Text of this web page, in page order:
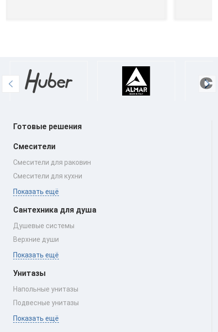
Готовые решения
Смесители
Смесители для раковин
Смесители для кухни
Показать ещё
Сантехника для душа
Душевые системы
Верхние души
Показать ещё
Унитазы
Напольные унитазы
Подвесные унитазы
Показать ещё